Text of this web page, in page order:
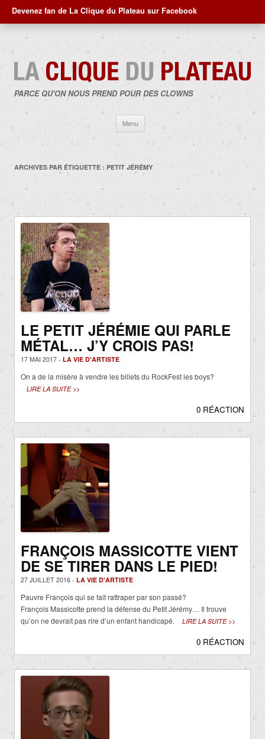
Devenez fan de La Clique du Plateau sur Facebook
PARCE QU'ON NOUS PREND POUR DES CLOWNS
Menu
contenu
ARCHIVES PAR ÉTIQUETTE : PETIT JÉRÉMY
LE PETIT JÉRÉMIE QUI PARLE
MÉTAL… J’Y CROIS PAS!
17 MAI 2017 - LA VIE D'ARTISTE
On a de la misère à vendre les billets du RockFest les boys?
LIRE LA SUITE >>
0 RÉACTION
FRANÇOIS MASSICOTTE VIENT
DE SE TIRER DANS LE PIED!
27 JUILLET 2016 - LA VIE D'ARTISTE
Pauvre François qui se fait rattraper par son passé?
François Massicotte prend la défense du Petit Jérémy… Il trouve
qu’on ne devrait pas rire d’un enfant handicapé.
LIRE LA SUITE >>
0 RÉACTION